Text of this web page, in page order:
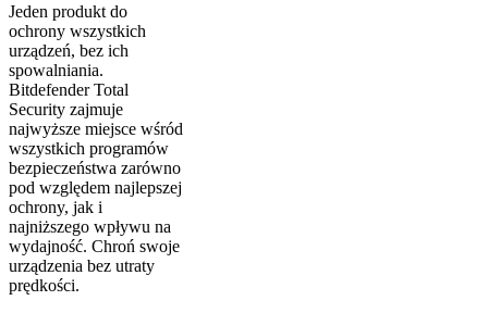
Jeden produkt do
ochrony wszystkich
urządzeń, bez ich
spowalniania.
Bitdefender Total
Security zajmuje
najwyższe miejsce wśród
wszystkich programów
bezpieczeństwa zarówno
pod względem najlepszej
ochrony, jak i
najniższego wpływu na
wydajność. Chroń swoje
urządzenia bez utraty
prędkości.